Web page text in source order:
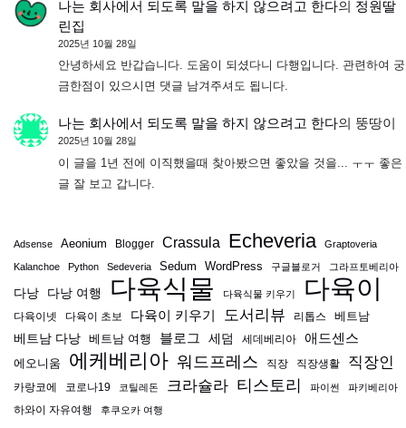
나는 회사에서 되도록 말을 하지 않으려고 한다의 정원딸
린집
2025년 10월 28일
안녕하세요 반갑습니다. 도움이 되셨다니 다행입니다. 관련하여 궁
금한점이 있으시면 댓글 남겨주셔도 됩니다.
나는 회사에서 되도록 말을 하지 않으려고 한다의 뚱땅이
2025년 10월 28일
이 글을 1년 전에 이직했을때 찾아봤으면 좋았을 것을... ㅜㅜ 좋은
글 잘 보고 갑니다.
Adsense Aeonium Blogger Crassula Echeveria Graptoveria
Kalanchoe Python Sedeveria Sedum WordPress 구글블로거 그라프토베리아
다낭 다낭 여행 다육식물 다육식물 키우기 다육이
다육이넷 다육이 초보 다육이 키우기 도서리뷰 리톱스
베트남
베트남 다낭 베트남 여행 블로그 세덤 세데베리아 애드센스
에오니움 에케베리아 워드프레스 직장 직장생활 직장인
카랑코에 코로나19 코틸레돈 크라슐라 티스토리 파이썬 파키베리아
하와이 자유여행 후쿠오카 여행